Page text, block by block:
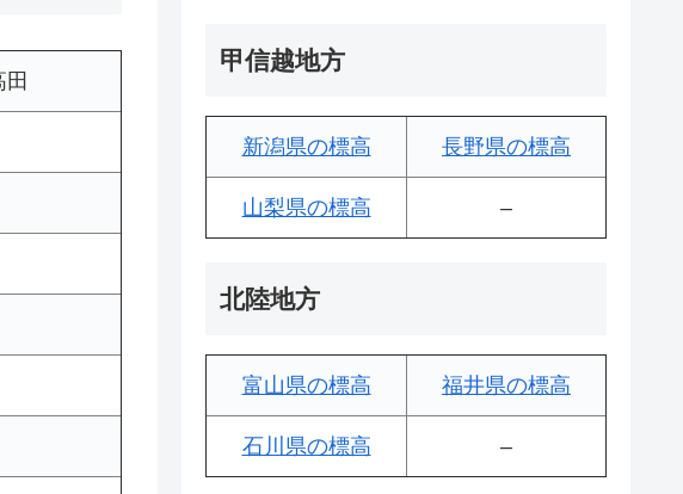
甲信越地方
新潟県の標高 長野県の標高
山梨県の標高 –
北陸地方
富山県の標高 福井県の標高
石川県の標高 –